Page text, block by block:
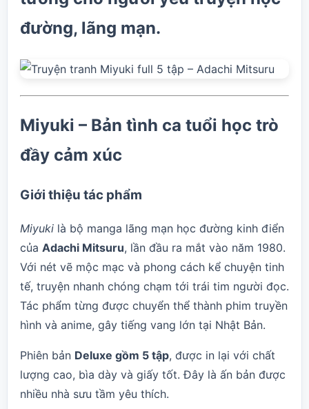
đường, lãng mạn.
Miyuki – Bản tình ca tuổi học trò
đầy cảm xúc
Giới thiệu tác phẩm
Miyuki là bộ manga lãng mạn học đường kinh điển
của Adachi Mitsuru, lần đầu ra mắt vào năm 1980.
Với nét vẽ mộc mạc và phong cách kể chuyện tinh
tế, truyện nhanh chóng chạm tới trái tim người đọc.
Tác phẩm từng được chuyển thể thành phim truyền
hình và anime, gây tiếng vang lớn tại Nhật Bản.
Phiên bản Deluxe gồm 5 tập, được in lại với chất
lượng cao, bìa dày và giấy tốt. Đây là ấn bản được
nhiều nhà sưu tầm yêu thích.